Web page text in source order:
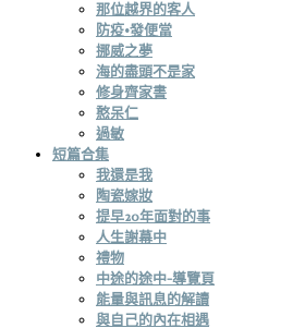
那位越界的客人
防疫•發便當
挪威之夢
海的盡頭不是家
修身齊家書
憨呆仁
過敏
短篇合集
我還是我
陶瓷嫁妝
提早20年面對的事
人生謝幕中
禮物
中途的途中-導覽頁
能量與訊息的解讀
與自己的內在相遇